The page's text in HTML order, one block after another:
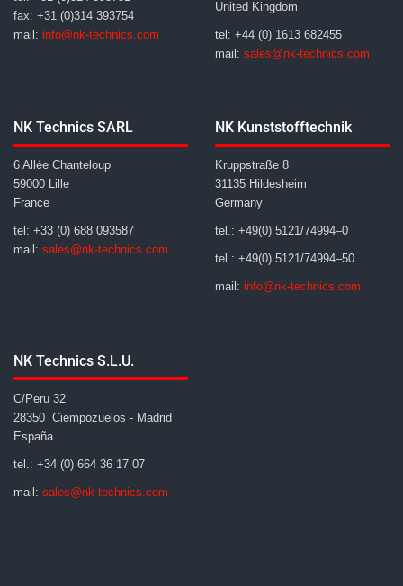
fax: +31 (0)314 393754
mail: info@nk-technics.com
United Kingdom
tel: +44 (0) 1613 682455
mail: sales@nk-technics.com
NK Technics SARL
6 Allée Chanteloup
59000 Lille
France
tel: +33 (0) 688 093587
mail: sales@nk-technics.com
NK Kunststofftechnik
Kruppstraße 8
31135 Hildesheim
Germany
tel.: +49(0) 5121/74994–0
tel.: +49(0) 5121/74994–50
mail: info@nk-technics.com
NK Technics S.L.U.
C/Peru 32
28350 Ciempozuelos - Madrid
España
tel.: +34 (0) 664 36 17 07
mail: sales@nk-technics.com